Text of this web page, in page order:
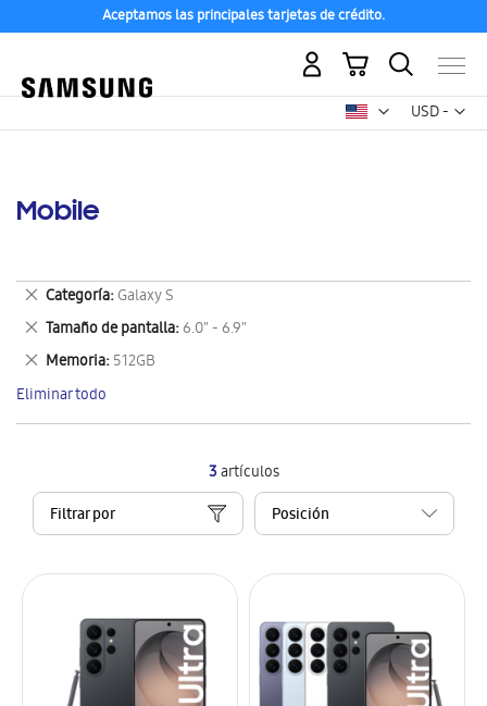
Aceptamos las principales tarjetas de crédito.
USD -
dólar
Mi carrito
Mobile
3artículos
Filtrar por
Categoría Galaxy S
Eliminar
este
artículo
Tamaño de pantalla 6.0" - 6.9"
Eliminar
este
artículo
Memoria 512GB
Eliminar
este
artículo
Eliminar todo